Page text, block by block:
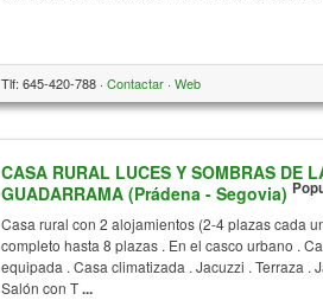
Tlf: 645-420-788 · Contactar · Web
CASA RURAL LUCES Y SOMBRAS DE
GUADARRAMA (Prádena - Segovia)
Casa rural con 2 alojamientos (2-4 plazas cada
completo hasta 8 plazas . En el casco urbano .
equipada . Casa climatizada . Jacuzzi . Terraza .
Salón con T...